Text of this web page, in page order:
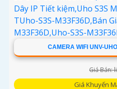
CAMERA WIFI UNV-
Giá Bán:
Giá Khuyến